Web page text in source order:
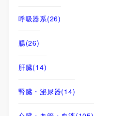
呼吸器系(26)
腸(26)
肝臓(14)
腎臓・泌尿器(14)